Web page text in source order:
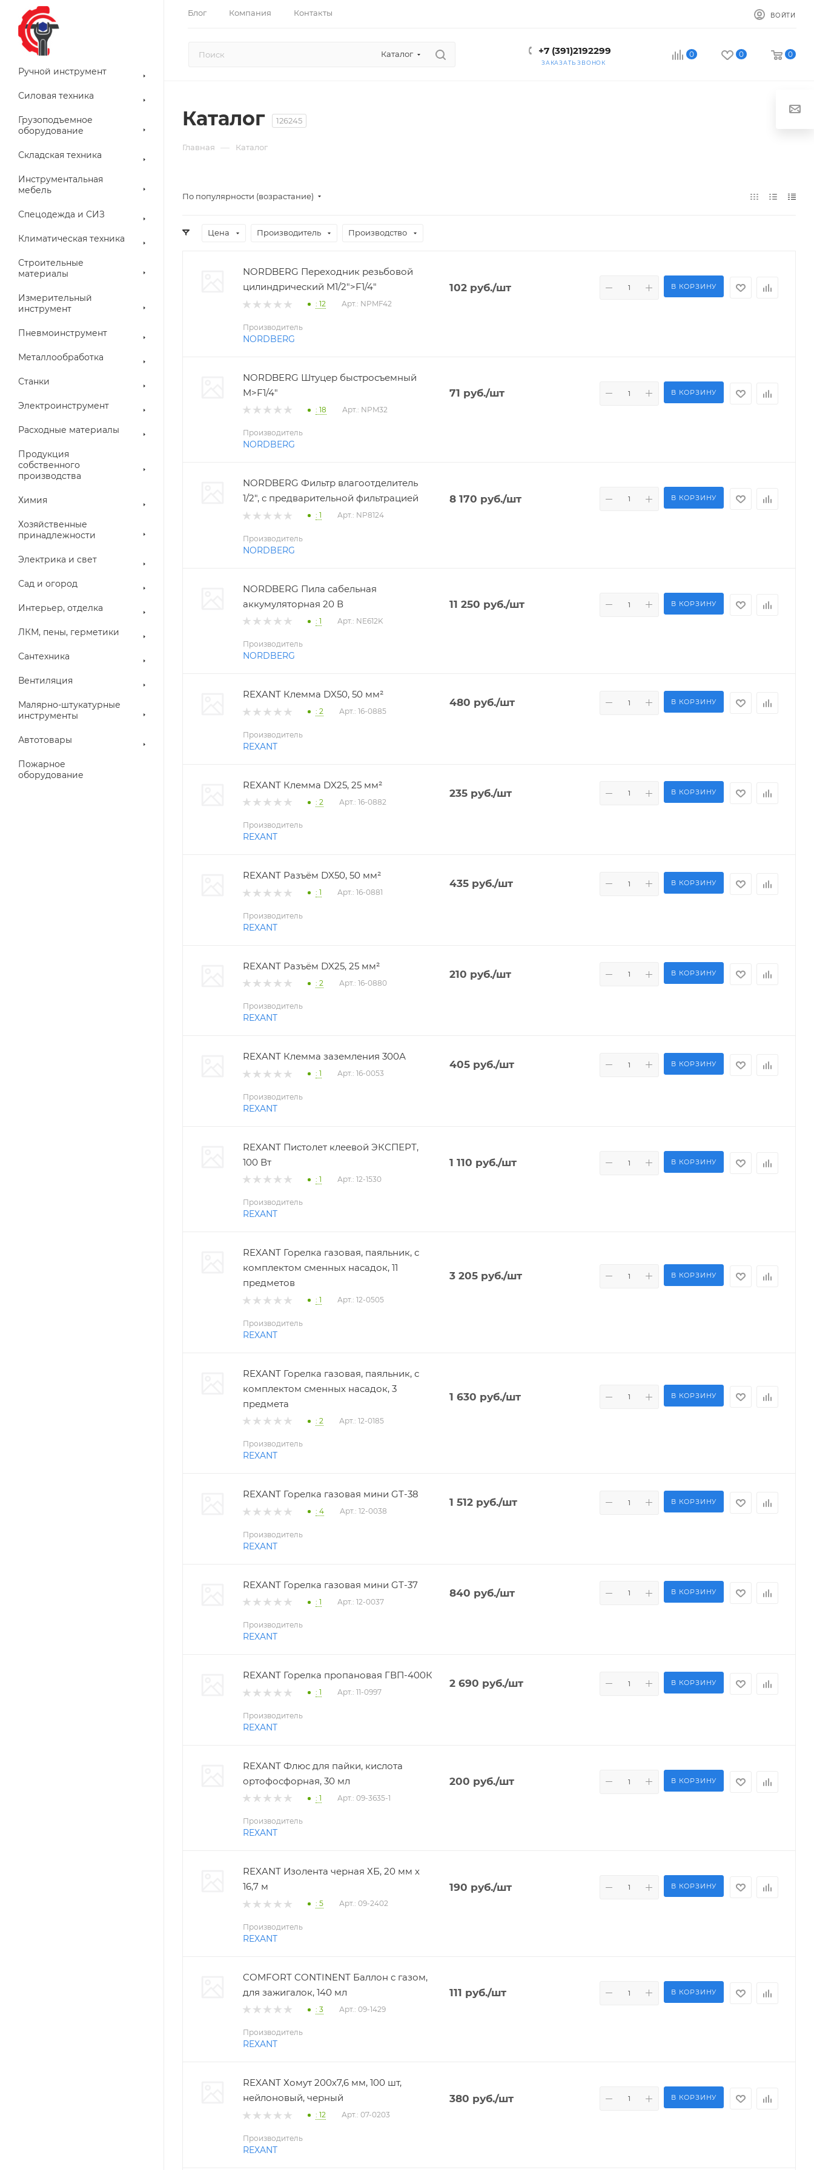
Блог Компания Контакты ВОЙТИ
Каталог +7 (391)2192299
ЗАКАЗАТЬ ЗВОНОК
0 0 0
Ручной инструмент
Силовая техника
Грузоподъемное
оборудование
Складская техника
Инструментальная
мебель
Спецодежда и СИЗ
Климатическая техника
Строительные
материалы
Измерительный
инструмент
Пневмоинструмент
Металлообработка
Станки
Электроинструмент
Расходные материалы
Продукция
собственного
производства
Химия
Хозяйственные
принадлежности
Электрика и свет
Сад и огород
Интерьер, отделка
ЛКМ, пены, герметики
Сантехника
Вентиляция
Малярно-штукатурные
инструменты
Автотовары
Пожарное
оборудование
Каталог 126245
Главная — Каталог
По популярности (возрастание)
Цена Производитель Производство
NORDBERG Переходник резьбовой
цилиндрический M1/2">F1/4"
: 12 Арт.: NPMF42
102руб./шт В КОРЗИНУ
Производитель
NORDBERG
NORDBERG Штуцер быстросъемный
M>F1/4"
: 18 Арт.: NPM32
71 руб./шт В КОРЗИНУ
Производитель
NORDBERG
NORDBERG Фильтр влагоотделитель
1/2", с предварительной фильтрацией
: 1 Арт.: NP8124
8 170 руб./шт В КОРЗИНУ
Производитель
NORDBERG
NORDBERG Пила сабельная
аккумуляторная 20 В
: 1 Арт.: NE612K
11 250 руб./шт В КОРЗИНУ
Производитель
NORDBERG
REXANT Клемма DX50, 50 мм²
: 2 Арт.: 16-0885
480 руб./шт В КОРЗИНУ
Производитель
REXANT
REXANT Клемма DX25, 25 мм²
: 2 Арт.: 16-0882
235руб./шт В КОРЗИНУ
Производитель
REXANT
REXANT Разъём DX50, 50 мм²
: 1 Арт.: 16-0881
435руб./шт В КОРЗИНУ
Производитель
REXANT
REXANT Разъём DX25, 25 мм²
: 2 Арт.: 16-0880
210 руб./шт В КОРЗИНУ
Производитель
REXANT
REXANT Клемма заземления 300А
: 1 Арт.: 16-0053
405руб./шт В КОРЗИНУ
Производитель
REXANT
REXANT Пистолет клеевой ЭКСПЕРТ,
100 Вт
: 1 Арт.: 12-1530
1 110 руб./шт В КОРЗИНУ
Производитель
REXANT
REXANT Горелка газовая, паяльник, с
комплектом сменных насадок, 11
предметов
: 1 Арт.: 12-0505
3 205руб./шт В КОРЗИНУ
Производитель
REXANT
REXANT Горелка газовая, паяльник, с
комплектом сменных насадок, 3
предмета
: 2 Арт.: 12-0185
1 630 руб./шт В КОРЗИНУ
Производитель
REXANT
REXANT Горелка газовая мини GT-38
: 4 Арт.: 12-0038
1 512руб./шт В КОРЗИНУ
Производитель
REXANT
REXANT Горелка газовая мини GT-37
: 1 Арт.: 12-0037
840 руб./шт В КОРЗИНУ
Производитель
REXANT
REXANT Горелка пропановая ГВП-400К
: 1 Арт.: 11-0997
2 690 руб./шт В КОРЗИНУ
Производитель
REXANT
REXANT Флюс для пайки, кислота
ортофосфорная, 30 мл
: 1 Арт.: 09-3635-1
200 руб./шт В КОРЗИНУ
Производитель
REXANT
REXANT Изолента черная ХБ, 20 мм х
16,7 м
: 5 Арт.: 09-2402
190 руб./шт В КОРЗИНУ
Производитель
REXANT
COMFORT CONTINENT Баллон с газом,
для зажигалок, 140 мл
: 3 Арт.: 09-1429
111 руб./шт В КОРЗИНУ
Производитель
REXANT
REXANT Хомут 200х7,6 мм, 100 шт,
нейлоновый, черный
: 12 Арт.: 07-0203
380 руб./шт В КОРЗИНУ
Производитель
REXANT